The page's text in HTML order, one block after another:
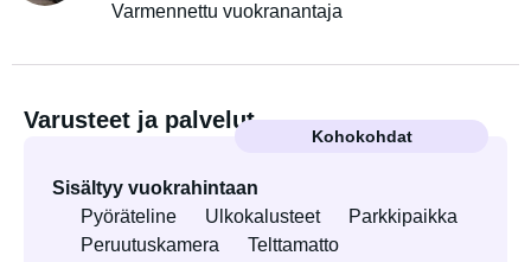
Varmennettu vuokranantaja
Varusteet ja palvelut
Kohokohdat
Sisältyy vuokrahintaan
Pyöräteline
Ulkokalusteet
Parkkipaikka
Peruutuskamera
Telttamatto